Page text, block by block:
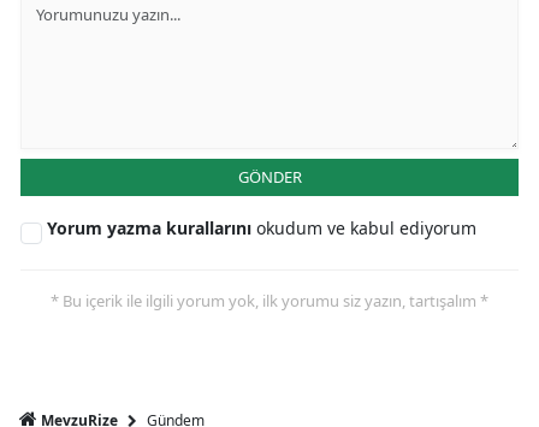
GÖNDER
Yorum yazma kurallarını okudum ve kabul ediyorum
* Bu içerik ile ilgili yorum yok, ilk yorumu siz yazın, tartışalım *
MevzuRize Gündem